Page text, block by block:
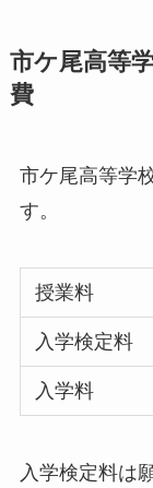
市ケ尾高等
費
市ケ尾高等学
す。
授業料
入学検定料
入学料
入学検定料は